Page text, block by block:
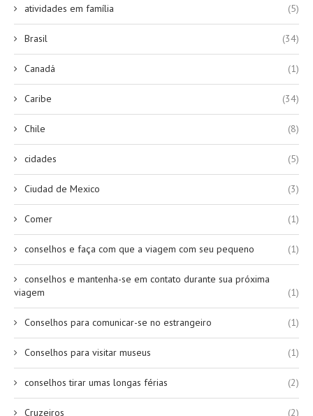
atividades em família (5)
Brasil (34)
Canadá (1)
Caribe (34)
Chile (8)
cidades (5)
Ciudad de Mexico (3)
Comer (1)
conselhos e faça com que a viagem com seu pequeno (1)
conselhos e mantenha-se em contato durante sua próxima
viagem
(1)
Conselhos para comunicar-se no estrangeiro (1)
Conselhos para visitar museus (1)
conselhos tirar umas longas férias (2)
Cruzeiros (2)